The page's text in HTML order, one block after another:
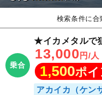
検索条件に合
乗合
★イカメタルで
13,000 円/人
1,500ポイ
アカイカ（ケン